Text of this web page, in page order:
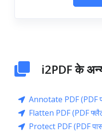
i2PDF के
Annotate PDF (PDF
Flatten PDF (PDF
Protect PDF (PDF